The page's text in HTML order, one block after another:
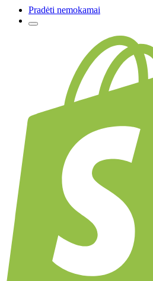
Pradėti nemokamai